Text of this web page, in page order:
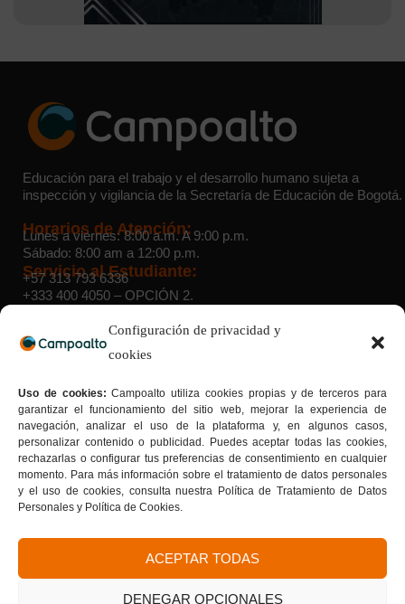
Configuración de privacidad y
cookies
Uso de cookies:Campoalto utiliza cookies propias y de terceros para
garantizar el funcionamiento del sitio web, mejorar la experiencia de
navegación, analizar el uso de la plataforma y, en algunos casos,
personalizar contenido o publicidad. Puedes aceptar todas las cookies,
rechazarlas o configurar tus preferencias de consentimiento en cualquier
momento. Para más información sobre el tratamiento de datos personales
y el uso de cookies, consulta nuestra Política de Tratamiento de Datos
Personales y Política de Cookies.
ACEPTAR TODAS
DENEGAR OPCIONALES
Educación para el trabajo y el desarrollo humano sujeta a
inspección y vigilancia de la Secretaría de Educación de Bogotá.
Horarios de Atención:
Lunes a viernes: 8:00 a.m. A 9:00 p.m.
Sábado: 8:00 am a 12:00 p.m.
Servicio al Estudiante:
+57 313 793 6336
+333 400 4050 – OPCIÓN 2.
Sedes:
Suba: Cra. 103 D # 136 – 03 | Teusaquillo:Av. Caracas # 34
– 22 |Sede 40 sur:Av. Caracas # 41 B – 33 sur | Sede Bosa:
Calle 65 Sur # 77G – 75 | Sede Kennedy:
Av. Boyacá # 37-
55 sur |Sede San Cristóbal Norte: Cra. 7G # 158a – 20
Tu formación con sello de calidad
Donde la calidad se convierte en tu mejor carta de
presentación.